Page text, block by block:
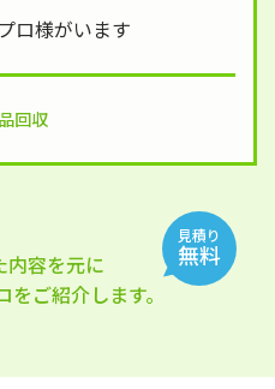
ロ様がいます
回収
見積り
無料
内容を元に
ご紹介します。